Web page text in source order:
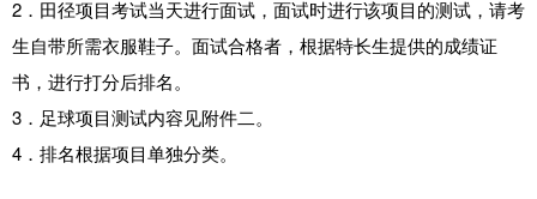
2．田径项目考试当天进行面试，面试时进行该项目的测试，请考
生自带所需衣服鞋子。面试合格者，根据特长生提供的成绩证
书，进行打分后排名。
3．足球项目测试内容见附件二。
4．排名根据项目单独分类。